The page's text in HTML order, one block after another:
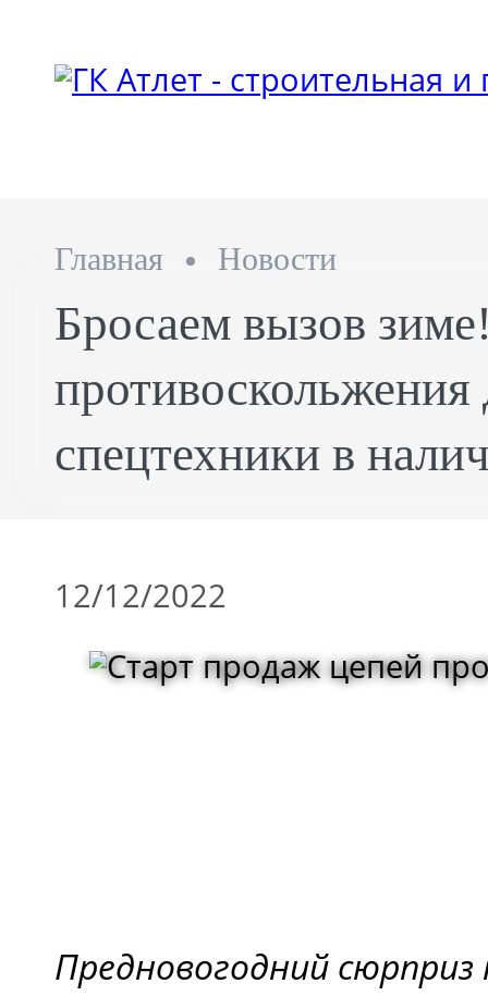
Главная Новости
Бросаем вызов
спецтехники в
12/12/2022
Предновогодний